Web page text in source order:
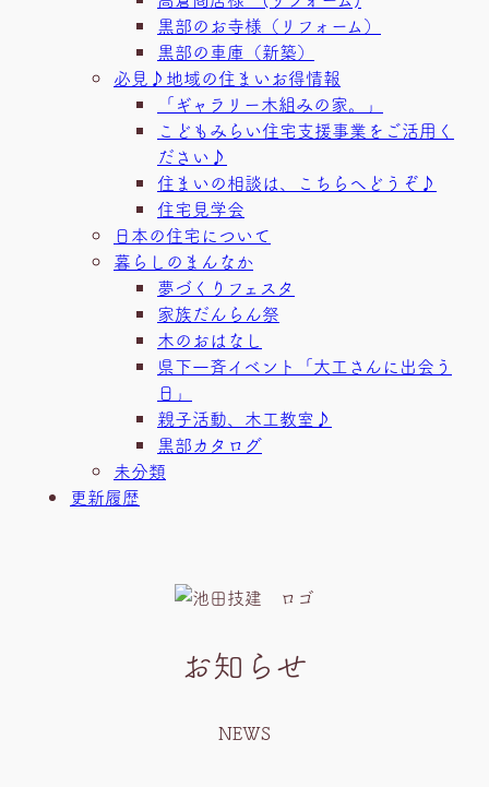
黒部のお寺様（リフォーム）
黒部の車庫（新築）
必見♪地域の住まいお得情報
「ギャラリー木組みの家。」
こどもみらい住宅支援事業をご活用く
ださい♪
住まいの相談は、こちらへどうぞ♪
住宅見学会
日本の住宅について
暮らしのまんなか
夢づくりフェスタ
家族だんらん祭
木のおはなし
県下一斉イベント「大工さんに出会う
日」
親子活動、木工教室♪
黒部カタログ
未分類
更新履歴
お知らせ
NEWS